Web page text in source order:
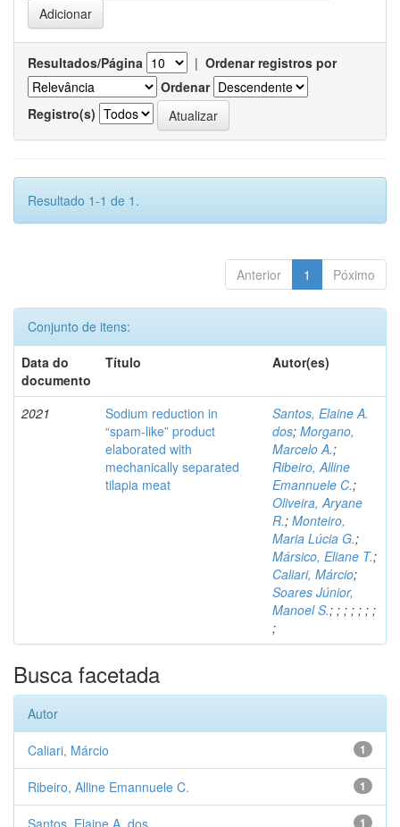
Resultados/Página | Ordenar registros por
Ordenar
Registro(s)
Resultado 1-1 de 1.
Anterior 1 Póximo
Conjunto de itens:
Data do
documento
Título Autor(es)
2021
Sodium reduction in
“spam-like” product
elaborated with
mechanically separated
tilapia meat
Santos, Elaine A.
dos; Morgano,
Marcelo A.;
Ribeiro, Alline
Emannuele C.;
Oliveira, Aryane
R.; Monteiro,
Maria Lúcia G.;
Mársico, Eliane T.;
Caliari, Márcio;
Soares Júnior,
Manoel S.; ; ; ; ; ; ;
;
Busca facetada
Autor
1
Caliari, Márcio
1
Ribeiro, Alline Emannuele C.
1